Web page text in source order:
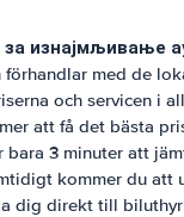
изнајмљивање
med de
och servicen i
att få det bästa
bara 3 minuter att
kommer du att
dig direkt till